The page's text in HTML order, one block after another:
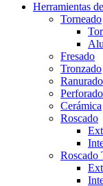
Herramientas
Torneado
Fresado
Tronzado
Perforado
Cerámica
Roscado
Roscado